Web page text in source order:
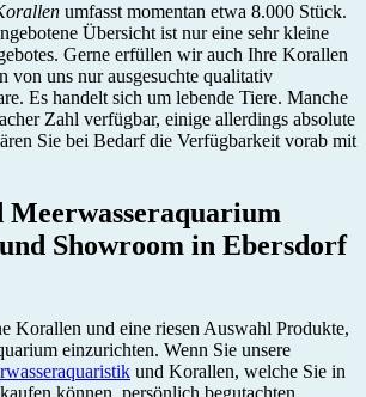
umfasst momentan etwa 8.000 Stück.
Übersicht ist nur eine sehr kleine
Gerne erfüllen wir auch Ihre Korallen
von uns nur ausgesuchte qualitativ
Es handelt sich um lebende Tiere. Manche
Zahl verfügbar, einige allerdings absolute
Sie bei Bedarf die Verfügbarkeit vorab mit
Showroom in Ebersdorf
Korallen und eine riesen Auswahl Produkte,
einzurichten. Wenn Sie unsere
und Korallen, welche Sie in
können, persönlich begutachten